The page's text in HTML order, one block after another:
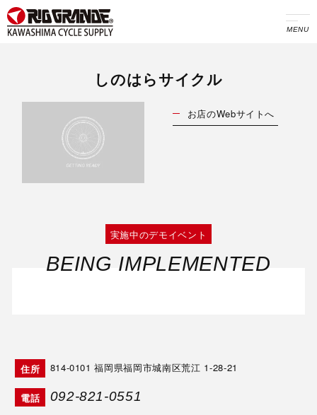
MENU
しのはらサイクル
お店のWebサイトへ
実施中のデモイベント
BEING IMPLEMENTED
住所 814-0101福岡県福岡市城南区荒江 1-28-21
電話 092-821-0551